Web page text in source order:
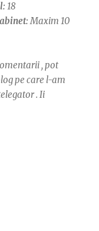
18
Maxim 10
, pot
pe care l-am
. Ii